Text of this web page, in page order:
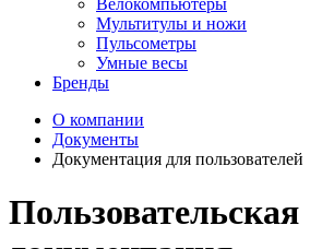
Велокомпьютеры
Мультитулы и ножи
Пульсометры
Умные весы
Бренды
О компании
Документы
Документация для пользователей
Пользовательская